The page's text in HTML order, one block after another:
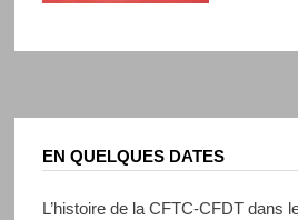
EN QUELQUES DATES
L’histoire de la CFTC-CFDT dans